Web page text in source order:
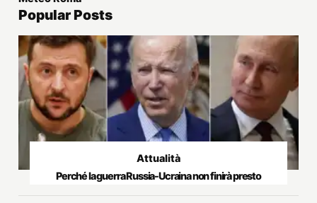
Popular Posts
Attualità
Perché la guerra Russia-Ucraina non finirà presto